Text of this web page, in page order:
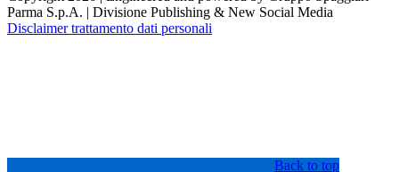
Parma S.p.A. | Divisione Publishing & New Social Media
Disclaimer trattamento dati personali
Back to top